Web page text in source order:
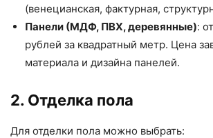
(венецианская, фактурная,
Панели (МДФ, ПВХ, деревянные):
рублей за квадратный метр. Цена
материала и дизайна панелей.
2. Отделка пола
Для отделки пола можно выбрать: